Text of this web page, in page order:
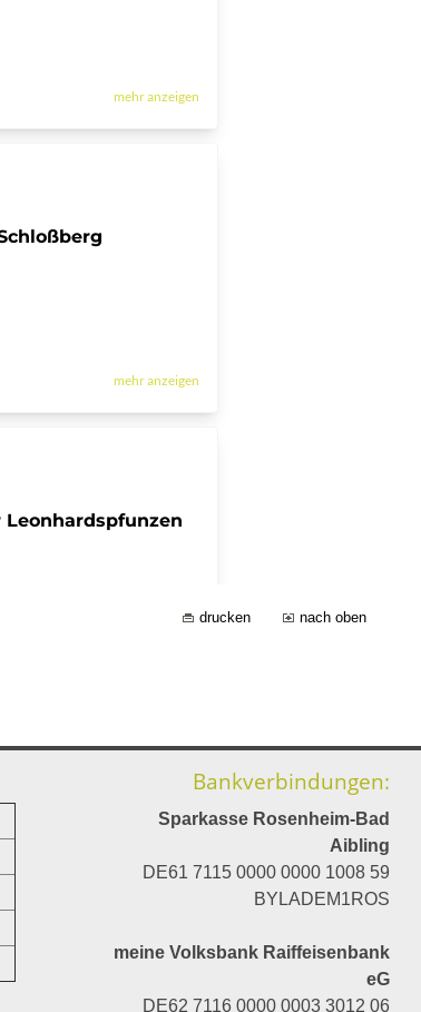
drucken nach oben
Bankverbindungen:
Sparkasse Rosenheim-Bad
Aibling
DE61 7115 0000 0000 1008 59
BYLADEM1ROS
meine Volksbank Raiffeisenbank
eG
DE62 7116 0000 0003 3012 06